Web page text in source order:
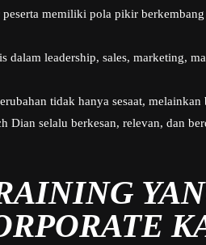
memiliki pola pikir
dalam leadership, sales, marketing,
tidak hanya sesaat, melainkan
Dian selalu berkesan, relevan, dan